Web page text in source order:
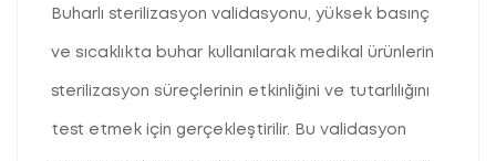
Buharlı sterilizasyon validasyonu, yüksek basınç
ve sıcaklıkta buhar kullanılarak medikal ürünlerin
sterilizasyon süreçlerinin etkinliğini ve tutarlılığını
test etmek için gerçekleştirilir. Bu validasyon